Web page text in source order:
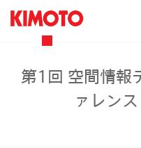
第1回 空間情報
ァレン